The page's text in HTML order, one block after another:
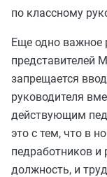
по классному
Еще одно важное
представителей
запрещается
руководителя
действующим
это с тем, что в
педработников и
должность, и